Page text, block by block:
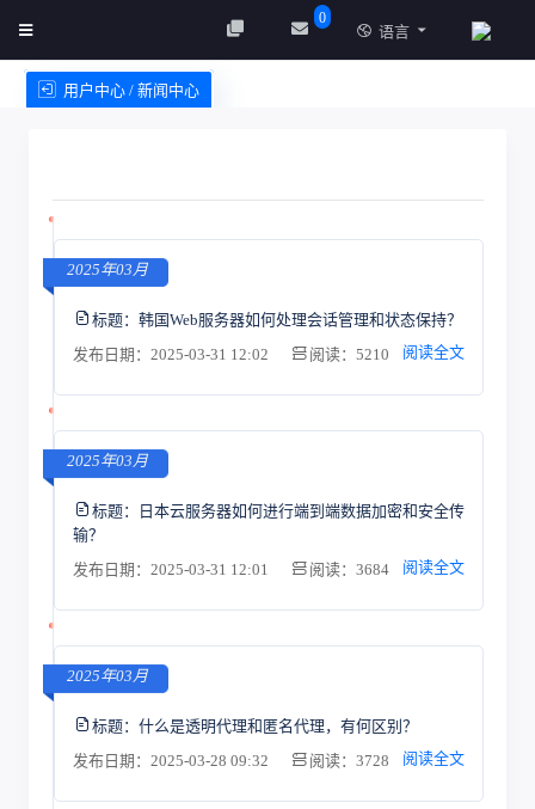
0
语言
用户中心 / 新闻中心
2025年03月
标题： 韩国Web服务器如何处理会话管理和状态保持？
发布日期：2025-03-31 12:02
阅读：5210 阅读全文
2025年03月
标题：
日本云服务器如何进行端到端数据加密和安全传
输？
发布日期：2025-03-31 12:01
阅读：3684 阅读全文
2025年03月
标题： 什么是透明代理和匿名代理，有何区别？
发布日期：2025-03-28 09:32
阅读：3728 阅读全文